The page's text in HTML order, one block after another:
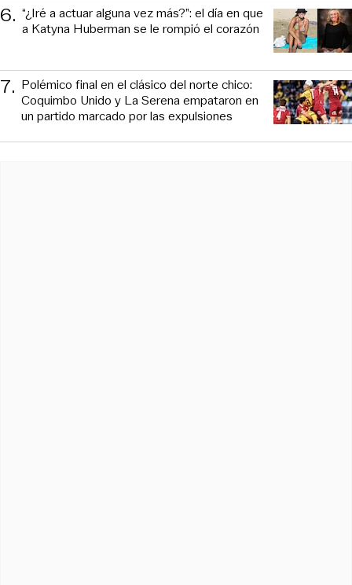
6. “¿Iré a actuar alguna vez más?”: el día en que
a Katyna Huberman se le rompió el corazón
7. Polémico final en el clásico del norte chico:
Coquimbo Unido y La Serena empataron en
un partido marcado por las expulsiones